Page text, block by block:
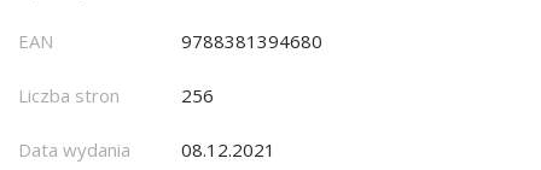
EAN 9788381394680
Liczba stron 256
Data wydania 08.12.2021